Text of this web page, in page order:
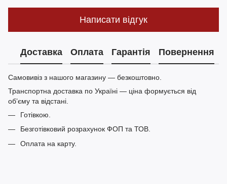
Написати відгук
Доставка Оплата Гарантія Повернення
Самовивіз з нашого магазину — безкоштовно.
Транспортна доставка по Україні — ціна формується від
обʼєму та відстані.
Готівкою.
Безготівковий розрахунок ФОП та ТОВ.
Оплата на карту.